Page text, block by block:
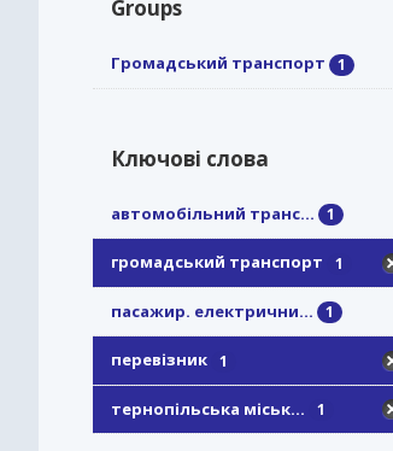
Groups
Громадський транспорт 1
Ключові слова
автомобільний транс... 1
громадський транспорт 1
пасажир. електрични... 1
перевізник 1
тернопільська міськ... 1